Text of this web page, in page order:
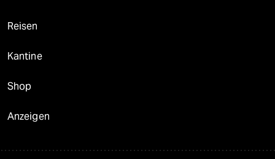
Reisen
Kantine
Shop
Anzeigen